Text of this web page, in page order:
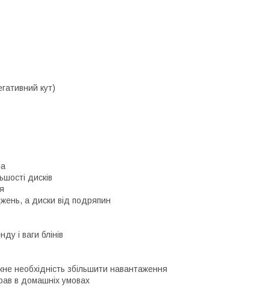
кут)
дисків
а диски від подряпин
і ваги блінів
необхідність збільшити навантаження
в домашніх умовах